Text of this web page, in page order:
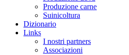
Produzione carne
Suinicoltura
Dizionario
Links
I nostri partners
Associazioni